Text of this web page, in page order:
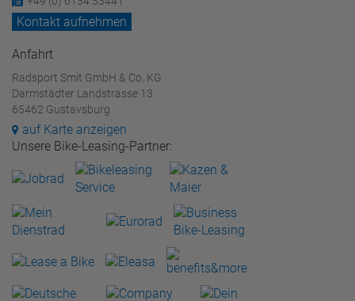
Kontakt aufnehmen
Anfahrt
Radsport Smit GmbH & Co. KG
Darmstädter Landstrasse 13
65462 Gustavsburg
auf Karte anzeigen
Unsere Bike-Leasing-Partner: